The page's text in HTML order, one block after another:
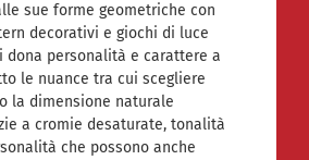
sue forme geometriche con
decorativi e giochi di luce
dona personalità e carattere a
le nuance tra cui scegliere
la dimensione naturale
a cromie desaturate, tonalità
che possono anche